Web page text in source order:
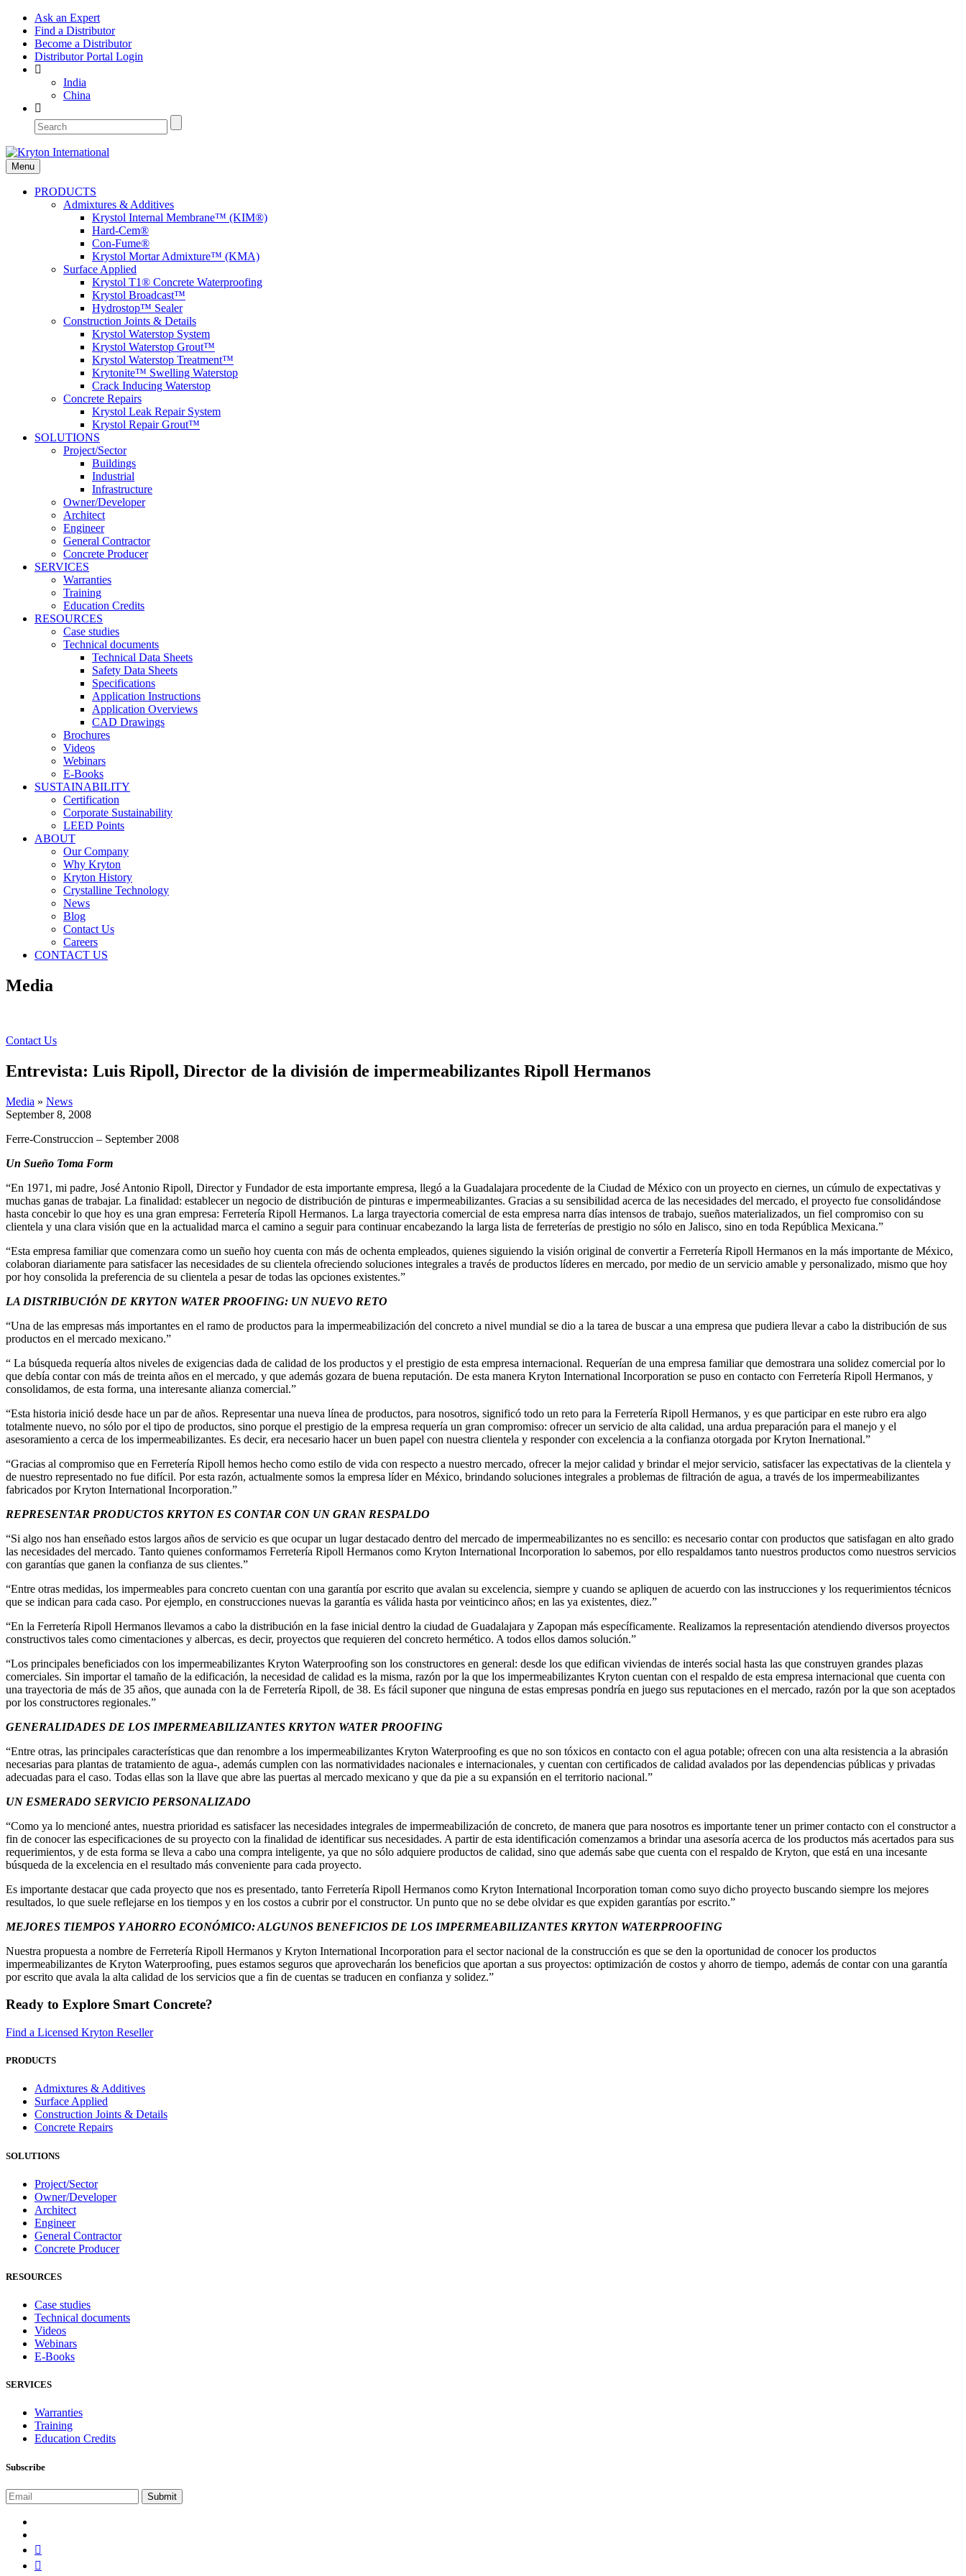
Ask an Expert
Find a Distributor
Become a Distributor
Distributor Portal Login
India
China
Menu
PRODUCTS
Admixtures & Additives
Krystol Internal Membrane™ (KIM®)
Hard-Cem®
Con-Fume®
Krystol Mortar Admixture™ (KMA)
Surface Applied
Krystol T1® Concrete Waterproofing
Krystol Broadcast™
Hydrostop™ Sealer
Construction Joints & Details
Krystol Waterstop System
Krystol Waterstop Grout™
Krystol Waterstop Treatment™
Krytonite™ Swelling Waterstop
Crack Inducing Waterstop
Concrete Repairs
Krystol Leak Repair System
Krystol Repair Grout™
SOLUTIONS
Project/Sector
Buildings
Industrial
Infrastructure
Owner/Developer
Architect
Engineer
General Contractor
Concrete Producer
SERVICES
Warranties
Training
Education Credits
RESOURCES
Case studies
Technical documents
Technical Data Sheets
Safety Data Sheets
Specifications
Application Instructions
Application Overviews
CAD Drawings
Brochures
Videos
Webinars
E-Books
SUSTAINABILITY
Certification
Corporate Sustainability
LEED Points
ABOUT
Our Company
Why Kryton
Kryton History
Crystalline Technology
News
Blog
Contact Us
Careers
CONTACT US
Media
Contact Us
Entrevista: Luis Ripoll, Director de la división de impermeabilizantes Ripoll Hermanos
Media » News
September 8, 2008
Ferre-Construccion – September 2008
Un Sueño Toma Form
“En 1971, mi padre, José Antonio Ripoll, Director y Fundador de esta importante empresa, llegó a la Guadalajara procedente de la Ciudad de México con un proyecto en ciernes, un cúmulo de expectativas y
muchas ganas de trabajar. La finalidad: establecer un negocio de distribución de pinturas e impermeabilizantes. Gracias a su sensibilidad acerca de las necesidades del mercado, el proyecto fue consolidándose
hasta concebir lo que hoy es una gran empresa: Ferretería Ripoll Hermanos. La larga trayectoria comercial de esta empresa narra días intensos de trabajo, sueños materializados, un fiel compromiso con su
clientela y una clara visión que en la actualidad marca el camino a seguir para continuar encabezando la larga lista de ferreterías de prestigio no sólo en Jalisco, sino en toda República Mexicana.”
“Esta empresa familiar que comenzara como un sueño hoy cuenta con más de ochenta empleados, quienes siguiendo la visión original de convertir a Ferretería Ripoll Hermanos en la más importante de México,
colaboran diariamente para satisfacer las necesidades de su clientela ofreciendo soluciones integrales a través de productos líderes en mercado, por medio de un servicio amable y personalizado, mismo que hoy
por hoy consolida la preferencia de su clientela a pesar de todas las opciones existentes.”
LA DISTRIBUCIÓN DE KRYTON WATER PROOFING: UN NUEVO RETO
“Una de las empresas más importantes en el ramo de productos para la impermeabilización del concreto a nivel mundial se dio a la tarea de buscar a una empresa que pudiera llevar a cabo la distribución de sus
productos en el mercado mexicano.”
“ La búsqueda requería altos niveles de exigencias dada de calidad de los productos y el prestigio de esta empresa internacional. Requerían de una empresa familiar que demostrara una solidez comercial por lo
que debía contar con más de treinta años en el mercado, y que además gozara de buena reputación. De esta manera Kryton International Incorporation se puso en contacto con Ferretería Ripoll Hermanos, y
consolidamos, de esta forma, una interesante alianza comercial.”
“Esta historia inició desde hace un par de años. Representar una nueva línea de productos, para nosotros, significó todo un reto para la Ferretería Ripoll Hermanos, y es que participar en este rubro era algo
totalmente nuevo, no sólo por el tipo de productos, sino porque el prestigio de la empresa requería un gran compromiso: ofrecer un servicio de alta calidad, una ardua preparación para el manejo y el
asesoramiento a cerca de los impermeabilizantes. Es decir, era necesario hacer un buen papel con nuestra clientela y responder con excelencia a la confianza otorgada por Kryton Inernational.”
“Gracias al compromiso que en Ferretería Ripoll hemos hecho como estilo de vida con respecto a nuestro mercado, ofrecer la mejor calidad y brindar el mejor servicio, satisfacer las expectativas de la clientela y
de nuestro representado no fue difícil. Por esta razón, actualmente somos la empresa líder en México, brindando soluciones integrales a problemas de filtración de agua, a través de los impermeabilizantes
fabricados por Kryton International Incorporation.”
REPRESENTAR PRODUCTOS KRYTON ES CONTAR CON UN GRAN RESPALDO
“Si algo nos han enseñado estos largos años de servicio es que ocupar un lugar destacado dentro del mercado de impermeabilizantes no es sencillo: es necesario contar con productos que satisfagan en alto grado
las necesidades del mercado. Tanto quienes conformamos Ferretería Ripoll Hermanos como Kryton International Incorporation lo sabemos, por ello respaldamos tanto nuestros productos como nuestros servicios
con garantías que ganen la confianza de sus clientes.”
“Entre otras medidas, los impermeables para concreto cuentan con una garantía por escrito que avalan su excelencia, siempre y cuando se apliquen de acuerdo con las instrucciones y los requerimientos técnicos
que se indican para cada caso. Por ejemplo, en construcciones nuevas la garantía es válida hasta por veinticinco años; en las ya existentes, diez.”
“En la Ferretería Ripoll Hermanos llevamos a cabo la distribución en la fase inicial dentro la ciudad de Guadalajara y Zapopan más específicamente. Realizamos la representación atendiendo diversos proyectos
constructivos tales como cimentaciones y albercas, es decir, proyectos que requieren del concreto hermético. A todos ellos damos solución.”
“Los principales beneficiados con los impermeabilizantes Kryton Waterproofing son los constructores en general: desde los que edifican viviendas de interés social hasta las que construyen grandes plazas
comerciales. Sin importar el tamaño de la edificación, la necesidad de calidad es la misma, razón por la que los impermeabilizantes Kryton cuentan con el respaldo de esta empresa internacional que cuenta con
una trayectoria de más de 35 años, que aunada con la de Ferretería Ripoll, de 38. Es fácil suponer que ninguna de estas empresas pondría en juego sus reputaciones en el mercado, razón por la que son aceptados
por los constructores regionales.”
GENERALIDADES DE LOS IMPERMEABILIZANTES KRYTON WATER PROOFING
“Entre otras, las principales características que dan renombre a los impermeabilizantes Kryton Waterproofing es que no son tóxicos en contacto con el agua potable; ofrecen con una alta resistencia a la abrasión
necesarias para plantas de tratamiento de agua-, además cumplen con las normatividades nacionales e internacionales, y cuentan con certificados de calidad avalados por las dependencias públicas y privadas
adecuadas para el caso. Todas ellas son la llave que abre las puertas al mercado mexicano y que da pie a su expansión en el territorio nacional.”
UN ESMERADO SERVICIO PERSONALIZADO
“Como ya lo mencioné antes, nuestra prioridad es satisfacer las necesidades integrales de impermeabilización de concreto, de manera que para nosotros es importante tener un primer contacto con el constructor a
fin de conocer las especificaciones de su proyecto con la finalidad de identificar sus necesidades. A partir de esta identificación comenzamos a brindar una asesoría acerca de los productos más acertados para sus
requerimientos, y de esta forma se lleva a cabo una compra inteligente, ya que no sólo adquiere productos de calidad, sino que además sabe que cuenta con el respaldo de Kryton, que está en una incesante
búsqueda de la excelencia en el resultado más conveniente para cada proyecto.
Es importante destacar que cada proyecto que nos es presentado, tanto Ferretería Ripoll Hermanos como Kryton International Incorporation toman como suyo dicho proyecto buscando siempre los mejores
resultados, lo que suele reflejarse en los tiempos y en los costos a cubrir por el constructor. Un punto que no se debe olvidar es que expiden garantías por escrito.”
MEJORES TIEMPOS Y AHORRO ECONÓMICO: ALGUNOS BENEFICIOS DE LOS IMPERMEABILIZANTES KRYTON WATERPROOFING
Nuestra propuesta a nombre de Ferretería Ripoll Hermanos y Kryton International Incorporation para el sector nacional de la construcción es que se den la oportunidad de conocer los productos
impermeabilizantes de Kryton Waterproofing, pues estamos seguros que aprovecharán los beneficios que aportan a sus proyectos: optimización de costos y ahorro de tiempo, además de contar con una garantía
por escrito que avala la alta calidad de los servicios que a fin de cuentas se traducen en confianza y solidez.”
Ready to Explore Smart Concrete?
Find a Licensed Kryton Reseller
PRODUCTS
Admixtures & Additives
Surface Applied
Construction Joints & Details
Concrete Repairs
SOLUTIONS
Project/Sector
Owner/Developer
Architect
Engineer
General Contractor
Concrete Producer
RESOURCES
Case studies
Technical documents
Videos
Webinars
E-Books
SERVICES
Warranties
Training
Education Credits
Subscribe